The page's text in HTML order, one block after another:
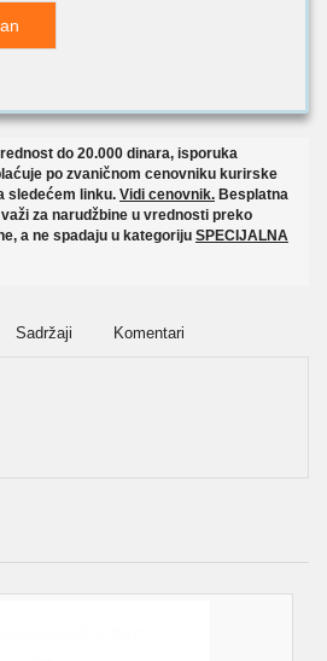
do 20.000 dinara, isporuka
po zvaničnom cenovniku kurirske
sledećem linku. Vidi cenovnik. Besplatna
za narudžbine u vrednosti preko
a ne spadaju u kategoriju SPECIJALNA
Sadržaji Komentari